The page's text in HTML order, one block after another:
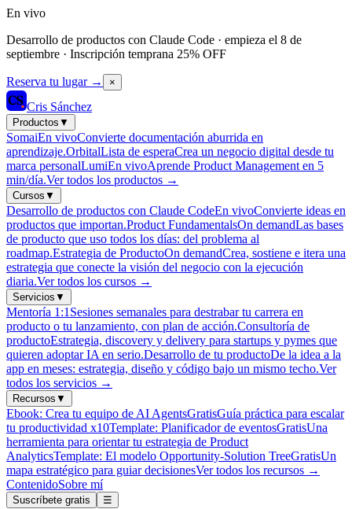
En vivo
Desarrollo de productos con Claude Code · empieza el 8 de
septiembre · Inscripción temprana 25% OFF
Reserva tu lugar→ ×
Cris Sánchez
Productos ▼
SomaiEn vivoConvierte documentación aburrida en
aprendizaje.OrbitalLista de esperaCrea un negocio digital desde tu
marca personalLumiEn vivoAprende Product Management en 5
min/día.Ver todos los productos →
Cursos ▼
Desarrollo de productos con Claude CodeEn vivoConvierte ideas en
productos que importan.Product FundamentalsOn demandLas bases
de producto que uso todos los días: del problema al
roadmap.Estrategia de ProductoOn demandCrea, sostiene e itera una
estrategia que conecte la visión del negocio con la ejecución
diaria.Ver todos los cursos →
Servicios ▼
Mentoría 1:1 Sesiones semanales para destrabar tu carrera en
producto o tu lanzamiento, con plan de acción.Consultoría de
productoEstrategia, discovery y delivery para startups y pymes que
quieren adoptar IA en serio.Desarrollo de tu productoDe la idea a la
app en meses: estrategia, diseño y código bajo un mismo techo.Ver
todos los servicios →
Recursos ▼
Ebook: Crea tu equipo de AI AgentsGratisGuía práctica para escalar
tu productividad x10Template: Planificador de eventosGratisUna
herramienta para orientar tu estrategia de Product
AnalyticsTemplate: El modelo Opportunity-Solution TreeGratisUn
mapa estratégico para guiar decisionesVer todos los recursos →
ContenidoSobre mí
Suscríbete gratis ☰